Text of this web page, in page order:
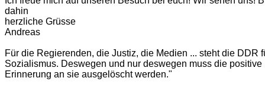
dahin
herzliche Grüsse
Andreas
Für die Regierenden, die Justiz, die Medien ... steht die DDR
Sozialismus. Deswegen und nur deswegen muss die positive
Erinnerung an sie ausgelöscht werden."